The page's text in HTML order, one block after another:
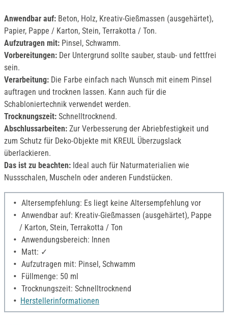
Anwendbar auf: Beton, Holz, Kreativ-Gießmassen (ausgehärtet),
Papier, Pappe / Karton, Stein, Terrakotta / Ton.
Aufzutragen mit: Pinsel, Schwamm.
Vorbereitungen: Der Untergrund sollte sauber, staub- und fettfrei
sein.
Verarbeitung: Die Farbe einfach nach Wunsch mit einem Pinsel
auftragen und trocknen lassen. Kann auch für die
Schabloniertechnik verwendet werden.
Trocknungszeit: Schnelltrocknend.
Abschlussarbeiten: Zur Verbesserung der Abriebfestigkeit und
zum Schutz für Deko-Objekte mit KREUL Überzugslack
überlackieren.
Das ist zu beachten: Ideal auch für Naturmaterialien wie
Nussschalen, Muscheln oder anderen Fundstücken.
Altersempfehlung: Es liegt keine Altersempfehlung vor
Anwendbar auf: Kreativ-Gießmassen (ausgehärtet), Pappe
/ Karton, Stein, Terrakotta / Ton
Anwendungsbereich: Innen
Matt: ✓
Aufzutragen mit: Pinsel, Schwamm
Füllmenge: 50 ml
Trocknungszeit: Schnelltrocknend
Herstellerinformationen